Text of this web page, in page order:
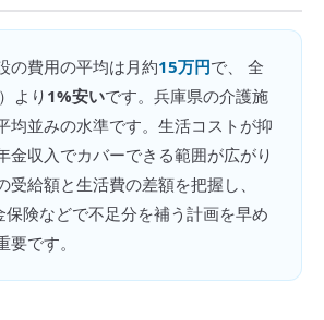
の費用の平均は月約15万円で、 全
）より 1%安いです。 兵庫県の介護施
均並みの水準です。生活コストが抑
金収入でカバーできる範囲が広がり
受給額と生活費の差額を把握し、
保険などで不足分を補う計画を早め
です。